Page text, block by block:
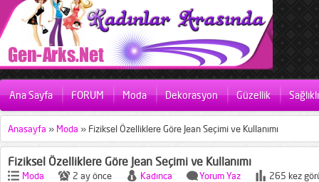
Ana Sayfa FORUM Moda Dekorasyon Güzellik
Anasayfa » Moda » Fiziksel Özelliklere Göre Jean Seçimi ve Kullanımı
Fiziksel Özelliklere Göre Jean Seçimi ve Kullanımı
Moda 2 ay önce Kadınca Yorum Yaz 265 kez